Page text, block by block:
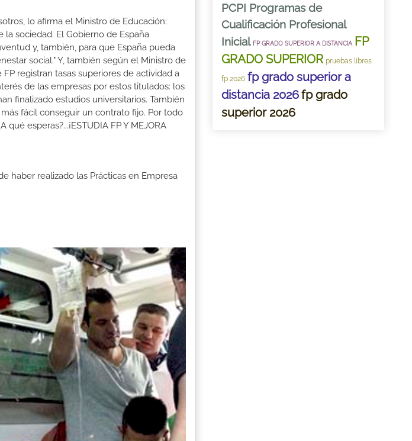
lo afirma el Ministro de Educación:
la sociedad. El Gobierno de España
y, también, para que España pueda
social." Y, también según el Ministro de
registran tasas superiores de actividad a
de las empresas por estos titulados: los
finalizado estudios universitarios. También
fácil conseguir un contrato fijo. Por todo
esperas?...¡ESTUDIA FP Y MEJORA
haber realizado las Prácticas en Empresa
PCPI Programas de
Cualificación Profesional
Inicial FP GRADO SUPERIOR A DISTANCIA FP
GRADO SUPERIOR pruebas libres
fp 2026 fp grado superior a
distancia 2026fp grado
superior 2026